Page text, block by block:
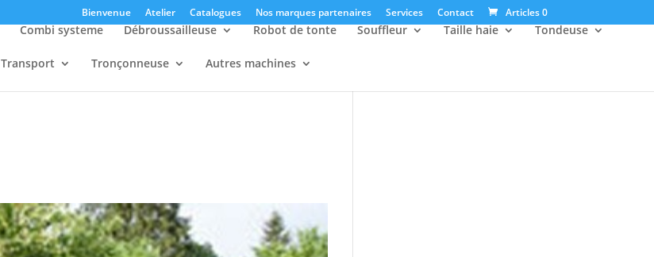
Bienvenue Atelier Catalogues Nos marques partenaires Services Contact Articles 0
Combi systeme Débroussailleuse Robot de tonte Souffleur Taille haie Tondeuse
Transport Tronçonneuse Autres machines